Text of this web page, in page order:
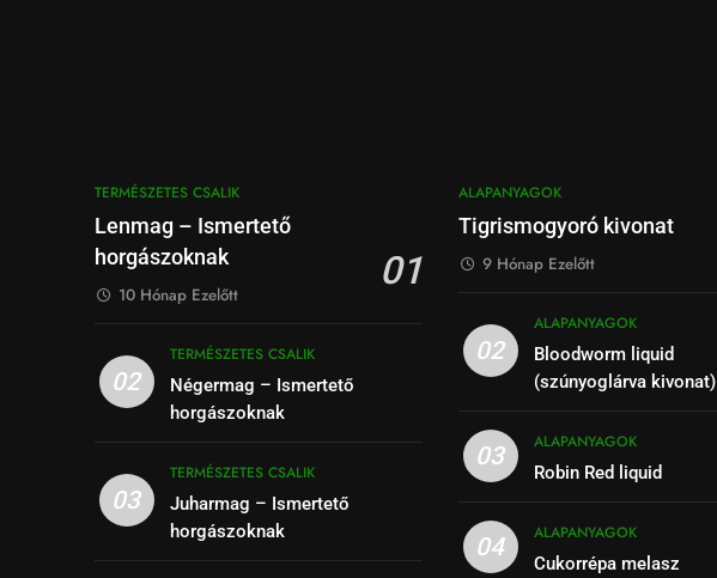
TERMÉSZETES CSALIK
Lenmag – Ismertető
horgászoknak
01
10 Hónap Ezelőtt
02
TERMÉSZETES CSALIK
Négermag – Ismertető
horgászoknak
03
TERMÉSZETES CSALIK
Juharmag – Ismertető
horgászoknak
ALAPANYAGOK
Tigrismogyoró kivonat
9 Hónap Ezelőtt
02
ALAPANYAGOK
Bloodworm liquid
(szúnyoglárva kivonat)
03
ALAPANYAGOK
Robin Red liquid
04
ALAPANYAGOK
Cukorrépa melasz